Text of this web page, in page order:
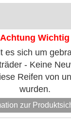
es sich um
- Keine
Reifen von
wurden.
zur